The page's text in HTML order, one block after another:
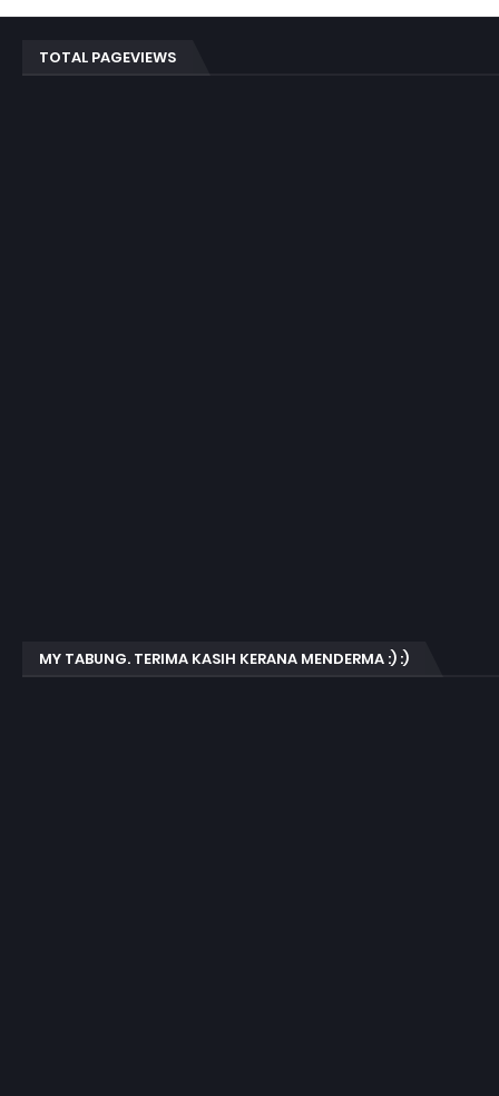
TOTAL PAGEVIEWS
MY TABUNG. TERIMA KASIH KERANA MENDERMA :) :)